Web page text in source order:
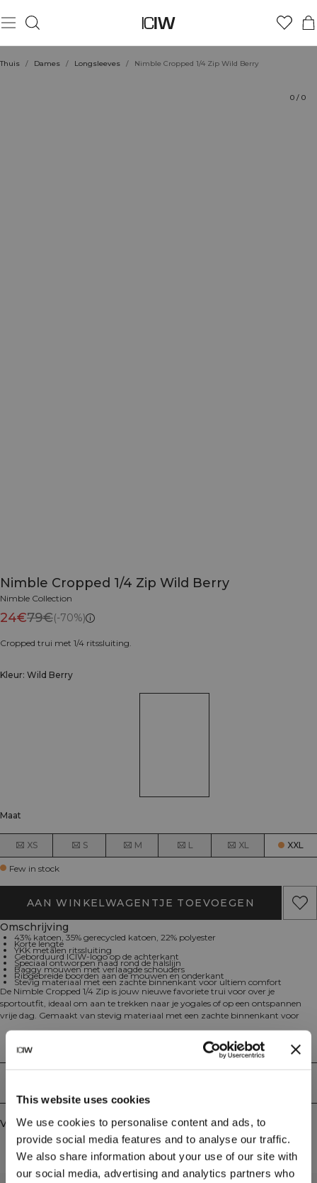
This website uses cookies
We use cookies to personalise content and ads, to
provide social media features and to analyse our traffic.
We also share information about your use of our site with
our social media, advertising and analytics partners who
Thuis / Dames / Longsleeves / Nimble Cropped 1/4 Zip Wild Berry
0 / 0
Nimble Cropped 1/4 Zip Wild Berry
Nimble Collection
24€79€(-70%)
Cropped trui met 1/4 ritssluiting.
Kleur: Wild Berry
Maat
XS S M L XL XXL
Few in stock
AAN WINKELWAGENTJE TOEVOEGEN
Omschrijving
43% katoen, 35% gerecycled katoen, 22% polyester
Korte lengte
YKK metalen ritssluiting
Geborduurd ICIW-logo op de achterkant
Speciaal ontworpen naad rond de halslijn
Baggy mouwen met verlaagde schouders
Ribgebreide boorden aan de mouwen en onderkant
Stevig materiaal met een zachte binnenkant voor ultiem comfort
De Nimble Cropped 1/4 Zip is jouw nieuwe favoriete trui voor over je
sportoutfit, ideaal om aan te trekken naar je yogales of op een ontspannen
vrije dag. Gemaakt van stevig materiaal met een zachte binnenkant voor
mouwen met verlaagde schouders geven een edgy look. Afgewerkt met
ribgebreide boorden aan de mouwen en onderkant. Geborduurd ICIW-logo
op de achterkant, metalen YKK-rits aan de voorkant, korte lengte.
polyester.
Vergelijkbare producten